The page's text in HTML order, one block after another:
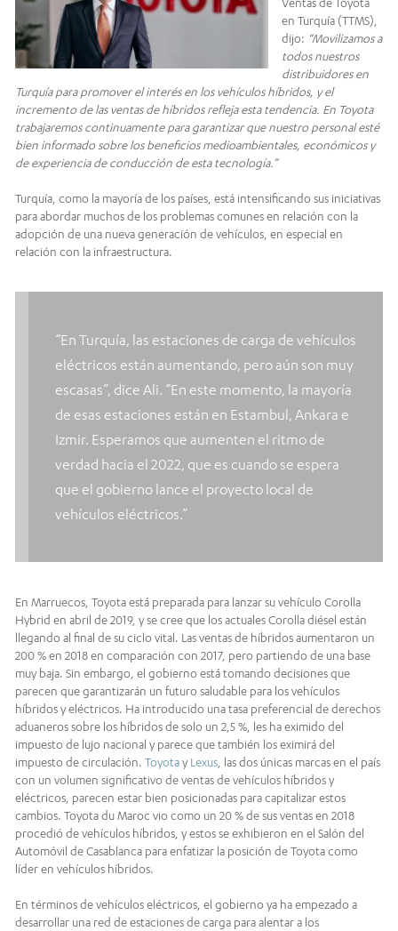
en Turquía (TTMS),
dijo: “Movilizamos a
todos nuestros
distribuidores en
Turquía para promover el interés en los vehículos híbridos, y el
incremento de las ventas de híbridos refleja esta tendencia. En Toyota
trabajaremos continuamente para garantizar que nuestro personal esté
bien informado sobre los beneficios medioambientales, económicos y
de experiencia de conducción de esta tecnología.”
Turquía, como la mayoría de los países, está intensificando sus iniciativas
para abordar muchos de los problemas comunes en relación con la
adopción de una nueva generación de vehículos, en especial en
relación con la infraestructura.
“En Turquía, las estaciones de carga de vehículos
eléctricos están aumentando, pero aún son muy
escasas”, dice Ali. “En este momento, la mayoría
de esas estaciones están en Estambul, Ankara e
Izmir. Esperamos que aumenten el ritmo de
verdad hacia el 2022, que es cuando se espera
que el gobierno lance el proyecto local de
vehículos eléctricos.”
En Marruecos, Toyota está preparada para lanzar su vehículo Corolla
Hybrid en abril de 2019, y se cree que los actuales Corolla diésel están
llegando al final de su ciclo vital. Las ventas de híbridos aumentaron un
200 % en 2018 en comparación con 2017, pero partiendo de una base
muy baja. Sin embargo, el gobierno está tomando decisiones que
parecen que garantizarán un futuro saludable para los vehículos
híbridos y eléctricos. Ha introducido una tasa preferencial de derechos
aduaneros sobre los híbridos de solo un 2,5 %, les ha eximido del
impuesto de lujo nacional y parece que también los eximirá del
impuesto de circulación. ToyotayLexus , las dos únicas marcas en el país
con un volumen significativo de ventas de vehículos híbridos y
eléctricos, parecen estar bien posicionadas para capitalizar estos
cambios. Toyota du Maroc vio como un 20 % de sus ventas en 2018
procedió de vehículos híbridos, y estos se exhibieron en el Salón del
Automóvil de Casablanca para enfatizar la posición de Toyota como
líder en vehículos híbridos.
En términos de vehículos eléctricos, el gobierno ya ha empezado a
desarrollar una red de estaciones de carga para alentar a los